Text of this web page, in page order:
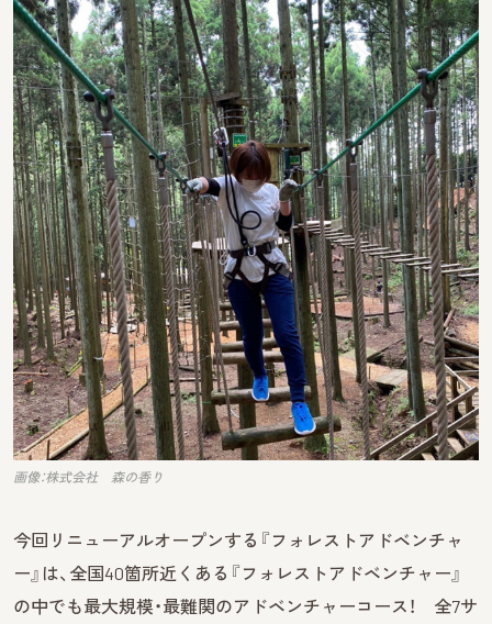
画像：株式会社 森の香り
今回リニューアルオープンする『フォレストアドベンチャ
ー』は、全国40箇所近くある『フォレストアドベンチャー』
の中でも最大規模・最難関のアドベンチャーコース！ 全7サ